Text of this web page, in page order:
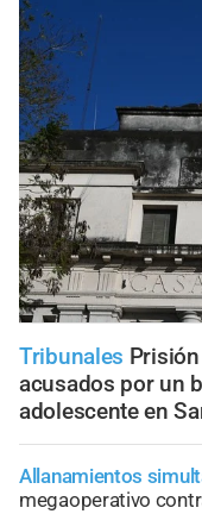
Tribunales
acusados por un
adolescente en
Allanamientos
megaoperativo